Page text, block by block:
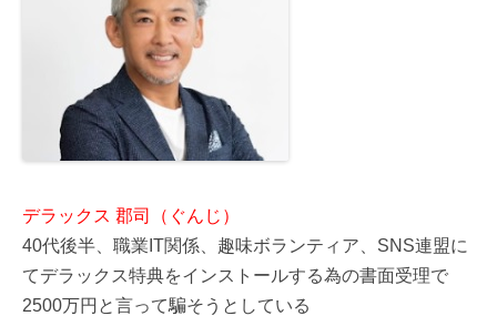
デラックス 郡司（ぐんじ）
40代後半、職業IT関係、趣味ボランティア、SNS連盟に
てデラックス特典をインストールする為の書面受理で
2500万円と言って騙そうとしている